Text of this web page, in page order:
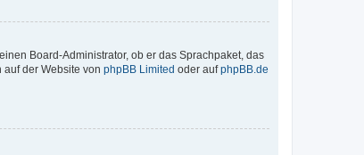
Board-Administrator, ob er das Sprachpaket, das
der Website von phpBB Limited oder aufphpBB.de